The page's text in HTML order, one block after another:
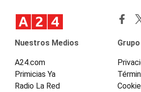
Nuestros Medios
A24.com
Primicias Ya
Radio La Red